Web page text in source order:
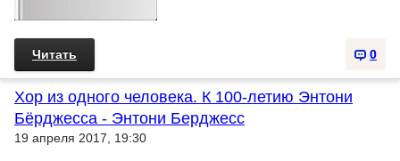
0
Читать
Хор из одного человека. К 100-летию Энтони
Бёрджесса - Энтони Берджесс
19 апреля 2017, 19:30